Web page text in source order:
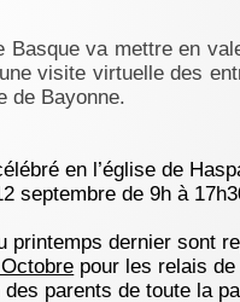
va mettre en
visite virtuelle des
de Bayonne.
en l’église de
septembre de 9h à
printemps dernier sont
pour les relais
parents de toute la